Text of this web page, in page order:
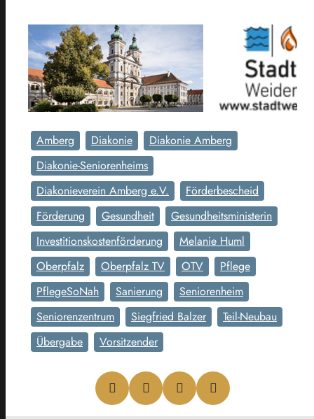
Amberg Diakonie
Diakonie Amberg
Diakonie-Seniorenheims
Diakonieverein Amberg e.V.
Förderbescheid
Förderung
Gesundheit
Gesundheitsministerin
Investitionskostenförderung
Melanie Huml
Oberpfalz
Oberpfalz TV OTV
Pflege
PflegeSoNah
Sanierung
Seniorenheim
Seniorenzentrum
Siegfried Balzer
Teil-Neubau
Übergabe
Vorsitzender